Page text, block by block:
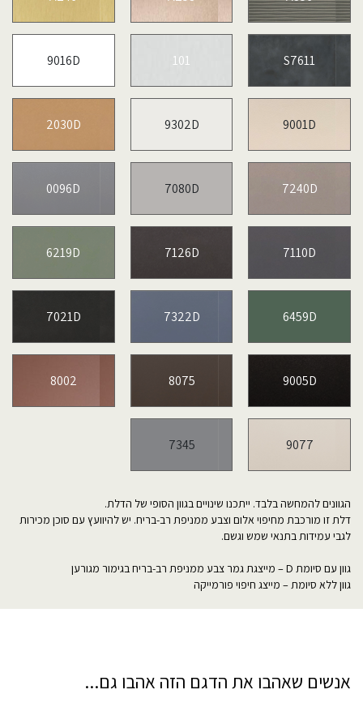
S7611
101
9016D
9001D
9302D
2030D
7240D
7080D
0096D
7110D
7126D
6219D
6459D
7322D
7021D
9005D
8075
8002
9077
7345
הגוונים להמחשה בלבד. ייתכנו שינויים בגוון הסופי של הדלת.
דלת זו מורכבת מחיפוי אלום וצבע ממניפת רב-בריח. יש להיוועץ עם סוכן מכירות
לגבי עמידות בתנאי שמש וגשם.
גוון עם סיומת D – מייצגת גמר צבע ממניפת רב-בריח בגימור מגורען
גוון ללא סיומת – מייצג חיפוי פורמייקה
אנשים שאהבו את הדגם הזה אהבו גם...